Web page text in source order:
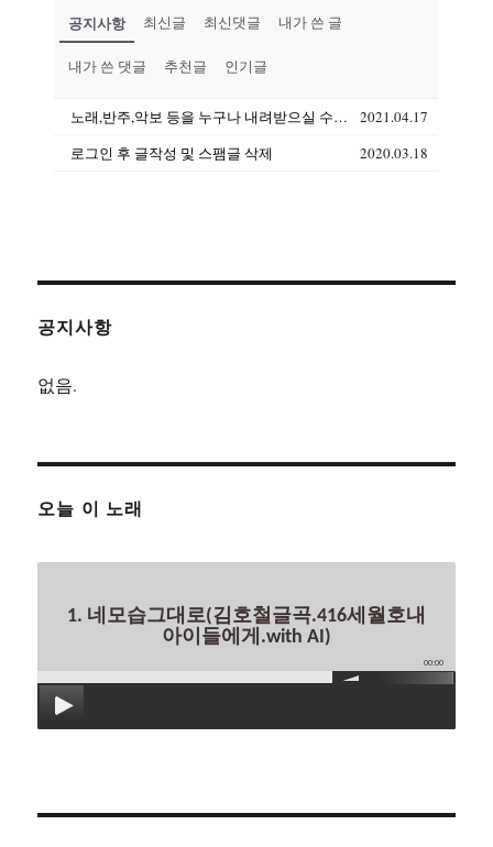
공지사항 최신글 최신댓글 내가 쓴 글
내가 쓴 댓글 추천글 인기글
노래,반주,악보 등을 누구나 내려받으실 수 있습니다(상업용도 제외)
2021.04.17
로그인 후 글작성 및 스팸글 삭제
2020.03.18
공지사항
없음.
오늘 이 노래
1. 네모습그대로(김호철글곡.416세월호내
아이들에게.with AI)
00:00